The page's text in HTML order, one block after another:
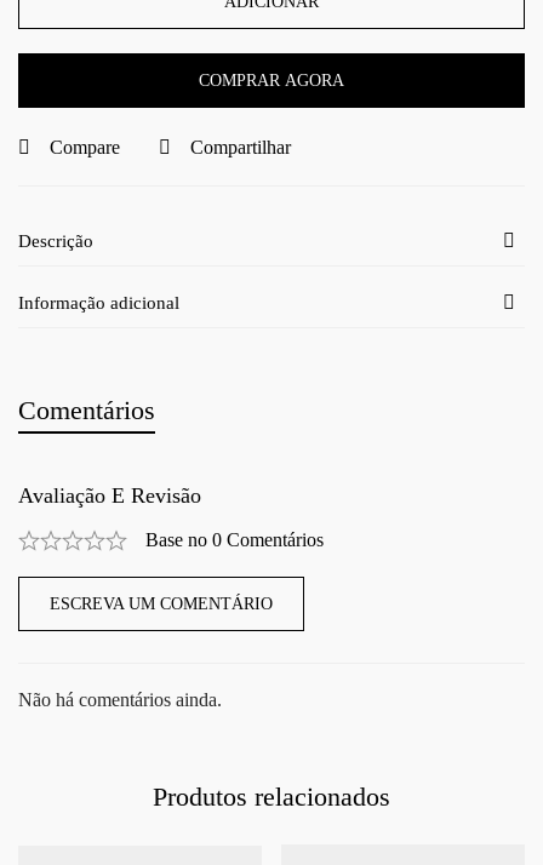
COMPRAR AGORA
Compare Compartilhar
Descrição
Informação adicional
Comentários
Avaliação E Revisão
Base no 0 Comentários
ESCREVA UM COMENTÁRIO
Não há comentários ainda.
Produtos relacionados